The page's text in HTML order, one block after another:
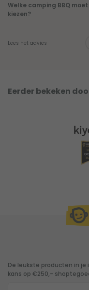
Welke camping BBQ moet
kiezen?
Lees het advies
Eerder bekeken
De leukste producten in je
kans op €250,-